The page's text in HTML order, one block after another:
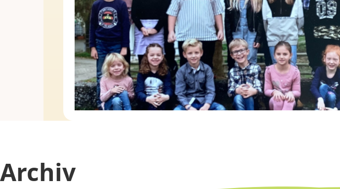
Archiv